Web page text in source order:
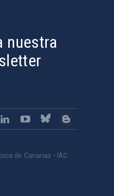
nuestra
de Canarias • IAC